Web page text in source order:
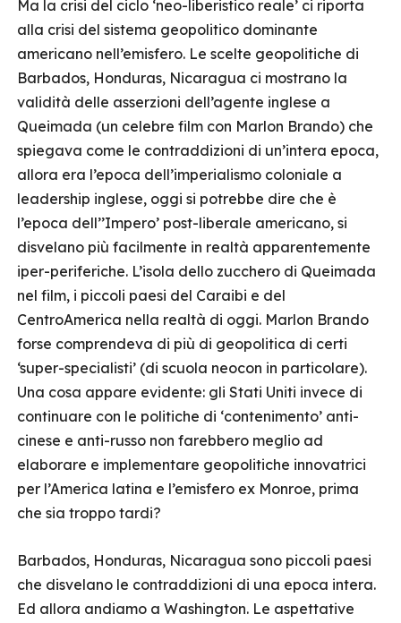
Ma la crisi del ciclo ‘neo-liberistico reale’ ci riporta
alla crisi del sistema geopolitico dominante
americano nell’emisfero. Le scelte geopolitiche di
Barbados, Honduras, Nicaragua ci mostrano la
validità delle asserzioni dell’agente inglese a
Queimada (un celebre film con Marlon Brando) che
spiegava come le contraddizioni di un’intera epoca,
allora era l’epoca dell’imperialismo coloniale a
leadership inglese, oggi si potrebbe dire che è
l’epoca dell’’Impero’ post-liberale americano, si
disvelano più facilmente in realtà apparentemente
iper-periferiche. L’isola dello zucchero di Queimada
nel film, i piccoli paesi del Caraibi e del
CentroAmerica nella realtà di oggi. Marlon Brando
forse comprendeva di più di geopolitica di certi
‘super-specialisti’ (di scuola neocon in particolare).
Una cosa appare evidente: gli Stati Uniti invece di
continuare con le politiche di ‘contenimento’ anti-
cinese e anti-russo non farebbero meglio ad
elaborare e implementare geopolitiche innovatrici
per l’America latina e l’emisfero ex Monroe, prima
che sia troppo tardi?
Barbados, Honduras, Nicaragua sono piccoli paesi
che disvelano le contraddizioni di una epoca intera.
Ed allora andiamo a Washington. Le aspettative